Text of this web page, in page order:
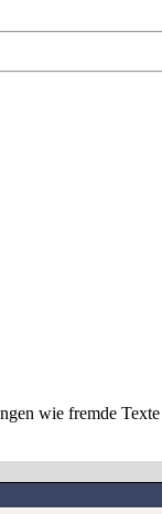
wie fremde